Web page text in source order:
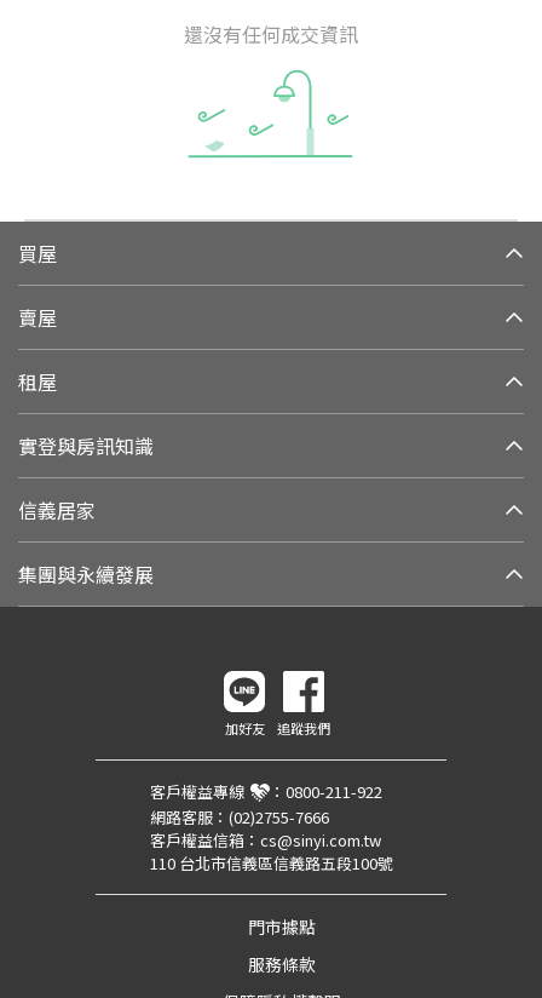
還沒有任何成交資訊
買屋
賣屋
租屋
實登與房訊知識
信義居家
集團與永續發展
加好友 追蹤我們
客戶權益專線 ： 0800-211-922
網路客服： (02)2755-7666
客戶權益信箱： cs@sinyi.com.tw
110 台北市信義區信義路五段100號
門市據點
服務條款